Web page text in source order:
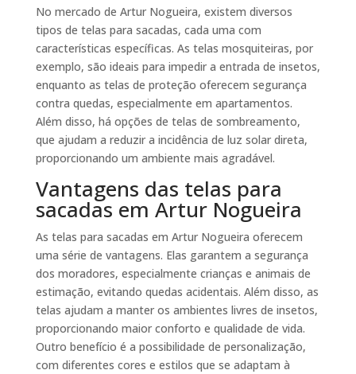
No mercado de Artur Nogueira, existem diversos
tipos de telas para sacadas, cada uma com
características específicas. As telas mosquiteiras, por
exemplo, são ideais para impedir a entrada de insetos,
enquanto as telas de proteção oferecem segurança
contra quedas, especialmente em apartamentos.
Além disso, há opções de telas de sombreamento,
que ajudam a reduzir a incidência de luz solar direta,
proporcionando um ambiente mais agradável.
Vantagens das telas para
sacadas em Artur Nogueira
As telas para sacadas em Artur Nogueira oferecem
uma série de vantagens. Elas garantem a segurança
dos moradores, especialmente crianças e animais de
estimação, evitando quedas acidentais. Além disso, as
telas ajudam a manter os ambientes livres de insetos,
proporcionando maior conforto e qualidade de vida.
Outro benefício é a possibilidade de personalização,
com diferentes cores e estilos que se adaptam à